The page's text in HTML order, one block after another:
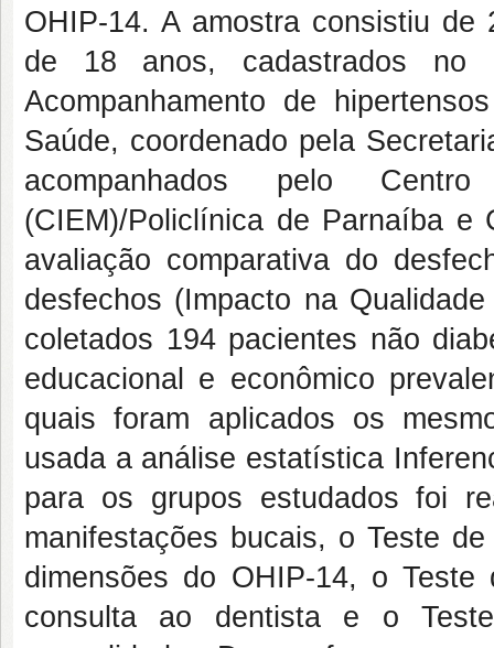
OHIP-14. A amostra consistiu
de 18 anos, cadastrados no
Acompanhamento de
Saúde, coordenado pela
acompanhados pelo
(CIEM)/Policlínica de Parnaíba e
avaliação comparativa do
desfechos (Impacto na
coletados 194 pacientes não
educacional e econômico
quais foram aplicados os
usada a análise estatística
para os grupos estudados foi
manifestações bucais, o Teste
dimensões do OHIP-14, o
consulta ao dentista e o